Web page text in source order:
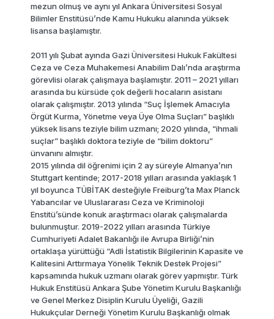
mezun olmuş ve aynı yıl Ankara Üniversitesi Sosyal
Bilimler Enstitüsü’nde Kamu Hukuku alanında yüksek
lisansa başlamıştır.
2011 yılı Şubat ayında Gazi Üniversitesi Hukuk Fakültesi
Ceza ve Ceza Muhakemesi Anabilim Dalı’nda araştırma
görevlisi olarak çalışmaya başlamıştır. 2011 – 2021 yılları
arasında bu kürsüde çok değerli hocaların asistanı
olarak çalışmıştır. 2013 yılında “Suç İşlemek Amacıyla
Örgüt Kurma, Yönetme veya Üye Olma Suçları” başlıklı
yüksek lisans teziyle bilim uzmanı; 2020 yılında, “ihmali
suçlar” başlıklı doktora teziyle de “bilim doktoru”
ünvanını almıştır.
2015 yılında dil öğrenimi için 2 ay süreyle Almanya’nın
Stuttgart kentinde; 2017-2018 yılları arasında yaklaşık 1
yıl boyunca TÜBİTAK desteğiyle Freiburg’ta Max Planck
Yabancılar ve Uluslararası Ceza ve Kriminoloji
Enstitü’sünde konuk araştırmacı olarak çalışmalarda
bulunmuştur. 2019-2022 yılları arasında Türkiye
Cumhuriyeti Adalet Bakanlığı ile Avrupa Birliği’nin
ortaklaşa yürüttüğü “Adli İstatistik Bilgilerinin Kapasite ve
Kalitesini Arttırmaya Yönelik Teknik Destek Projesi”
kapsamında hukuk uzmanı olarak görev yapmıştır. Türk
Hukuk Enstitüsü Ankara Şube Yönetim Kurulu Başkanlığı
ve Genel Merkez Disiplin Kurulu Üyeliği, Gazili
Hukukçular Derneği Yönetim Kurulu Başkanlığı olmak